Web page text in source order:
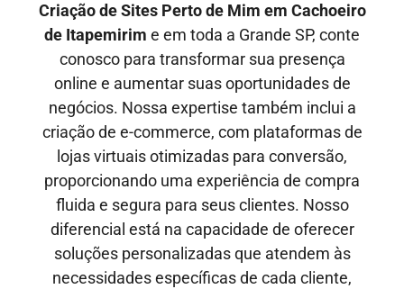
Criação de Sites Perto de Mim em Cachoeiro
de Itapemirim e em toda a Grande SP, conte
conosco para transformar sua presença
online e aumentar suas oportunidades de
negócios. Nossa expertise também inclui a
criação de e-commerce, com plataformas de
lojas virtuais otimizadas para conversão,
proporcionando uma experiência de compra
fluida e segura para seus clientes. Nosso
diferencial está na capacidade de oferecer
soluções personalizadas que atendem às
necessidades específicas de cada cliente,